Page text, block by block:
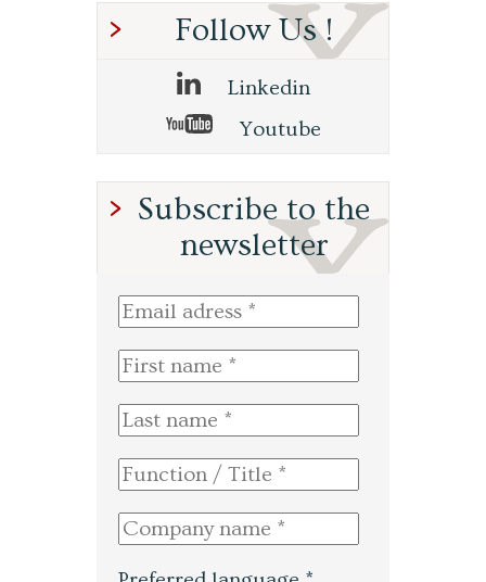
Follow Us !
Linkedin
Youtube
Subscribe to the
newsletter